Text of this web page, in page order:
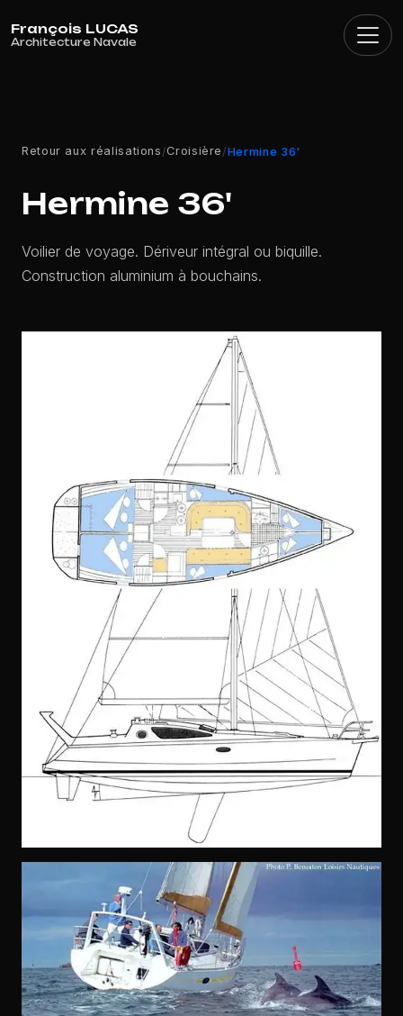
Retour aux réalisations /Croisière /Hermine 36'
Hermine 36'
Voilier de voyage. Dériveur intégral ou biquille.
Construction aluminium à bouchains.